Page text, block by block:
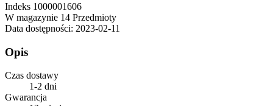
Indeks 1000001606
W magazynie 14 Przedmioty
Data dostępności: 2023-02-11
Opis
Czas dostawy
1-2 dni
Gwarancja